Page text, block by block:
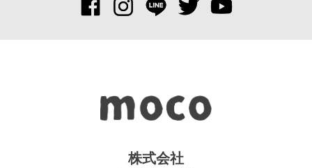
株式会社